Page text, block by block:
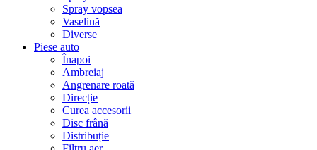
Spray vopsea
Vaselină
Diverse
Piese auto
Înapoi
Ambreiaj
Angrenare roată
Direcție
Curea accesorii
Disc frână
Distribuție